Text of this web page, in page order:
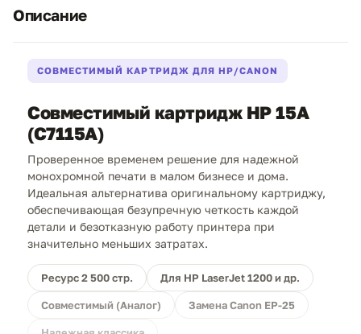
Описание
СОВМЕСТИМЫЙ КАРТРИДЖ ДЛЯ HP/CANON
Совместимый картридж HP 15A
(C7115A)
Проверенное временем решение для надежной
монохромной печати в малом бизнесе и дома.
Идеальная альтернатива оригинальному картриджу,
обеспечивающая безупречную четкость каждой
детали и безотказную работу принтера при
значительно меньших затратах.
Ресурс 2 500 стр. Для HP LaserJet 1200 и др.
Совместимый (Аналог) Замена Canon EP-25